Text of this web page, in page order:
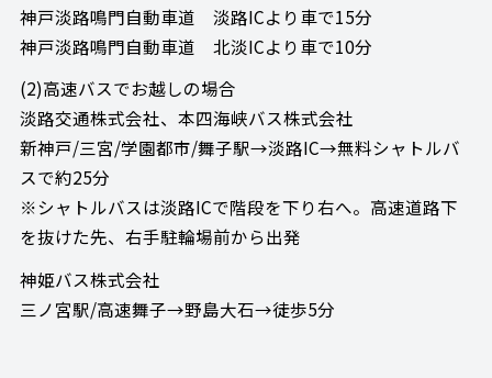
神戸淡路鳴門自動車道 淡路ICより車で15分
神戸淡路鳴門自動車道 北淡ICより車で10分
(2)高速バスでお越しの場合
淡路交通株式会社、本四海峡バス株式会社
新神戸/三宮/学園都市/舞子駅→淡路IC→無料シャトルバ
スで約25分
※シャトルバスは淡路ICで階段を下り右へ。高速道路下
を抜けた先、右手駐輪場前から出発
神姫バス株式会社
三ノ宮駅/高速舞子→野島大石→徒歩5分